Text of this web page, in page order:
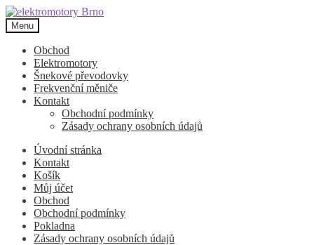
Přeskočit
na
navigaci
Přejít
k
obsahu
webu
Menu
Obchod
Elektromotory
Šnekové převodovky
Frekvenční měniče
Kontakt
Obchodní podmínky
Zásady ochrany osobních údajů
Úvodní stránka
Kontakt
Košík
Můj účet
Obchod
Obchodní podmínky
Pokladna
Zásady ochrany osobních údajů